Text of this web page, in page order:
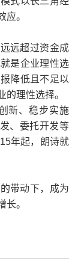
应。
远超过资金成
是企业理性选
降低且不足以
的理性选择。
新、稳步实施
、委托开发等
年起，朗诗就
带动下，成为
长。